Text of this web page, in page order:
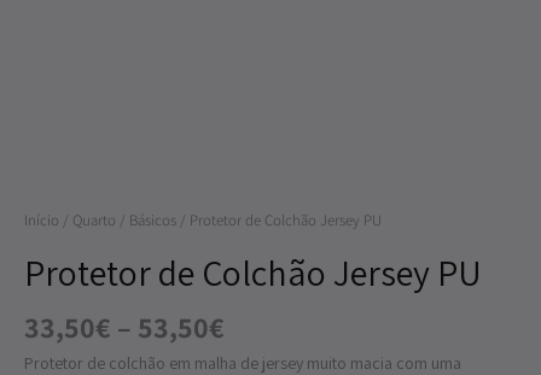
Início / Quarto / Básicos / Protetor de Colchão Jersey PU
Protetor de Colchão Jersey PU
33,50€ – 53,50€
Protetor de colchão em malha de jersey muito macia com uma